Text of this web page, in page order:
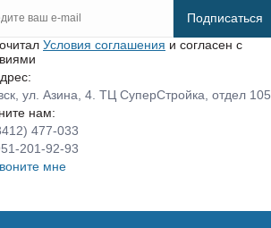
Подписаться
Условия соглашения и согласен с
ул. Азина, 4. ТЦ СуперСтройка, отдел 105.
нам:
477-033
201-92-93
мне